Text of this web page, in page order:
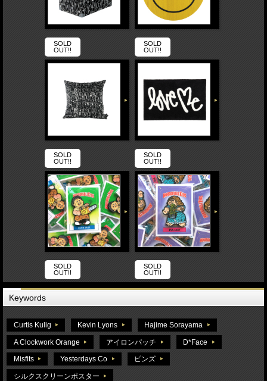
SOLD
OUT!!
SOLD
OUT!!
SOLD
OUT!!
SOLD
OUT!!
SOLD
OUT!!
SOLD
OUT!!
Keywords
Curtis Kulig Kevin Lyons Hajime Sorayama
A Clockwork Orange アイロンパッチ D*Face
Misfits Yesterdays Co ピンズ
シルクスクリーンポスター